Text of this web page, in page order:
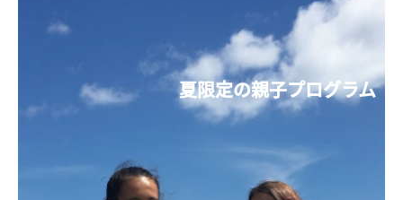
夏限定の親子プログラム